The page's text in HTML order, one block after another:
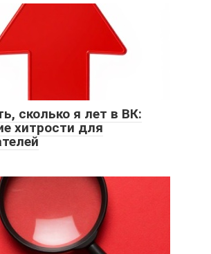
сколько я лет в ВК:
хитрости для